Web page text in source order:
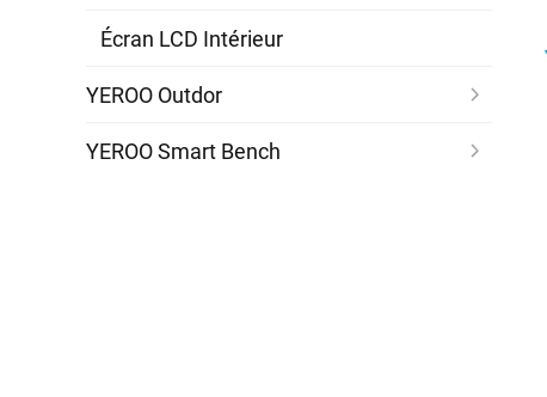
Écran LCD Intérieur
YEROO Outdor
YEROO Smart Bench